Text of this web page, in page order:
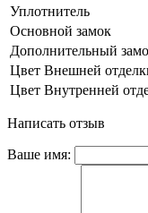
Уплотнитель
Основной замок
Дополнительный
Цвет Внешней
Цвет Внутренней
Написать отзыв
Ваше имя: